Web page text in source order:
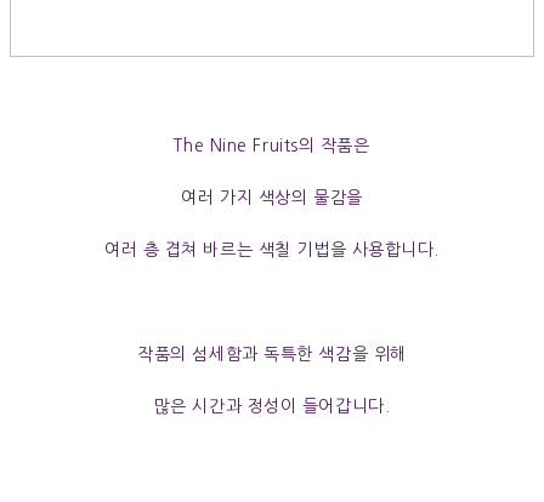
The Nine Fruits의 작품은
여러 가지 색상의 물감을
여러 층 겹쳐 바르는 색칠 기법을 사용합니다.
작품의 섬세함과 독특한 색감을 위해
많은 시간과 정성이 들어갑니다.